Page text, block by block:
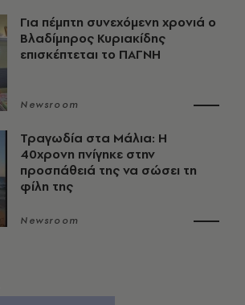
Για πέμπτη συνεχόμενη χρονιά ο
Βλαδίμηρος Κυριακίδης
επισκέπτεται το ΠΑΓΝΗ
Newsroom
Τραγωδία στα Μάλια: Η
40χρονη πνίγηκε στην
προσπάθειά της να σώσει τη
φίλη της
Newsroom